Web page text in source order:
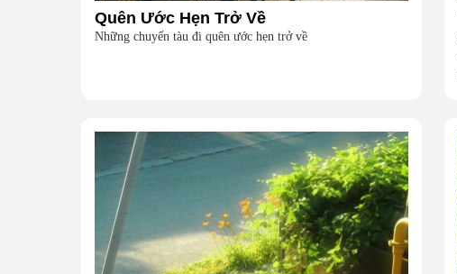
Quên Ước Hẹn Trở Về
Những chuyến tàu đi quên ước hẹn trở về